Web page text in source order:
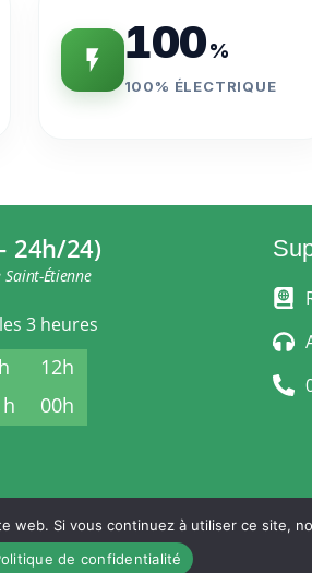
100 %
100% ÉLECTRIQUE
24h/24)
Étienne
3 heures
12h
00h
CONDITIONS GÉNÉRALES DE VENTE
Si vous continuez à utiliser ce site,
de confidentialité